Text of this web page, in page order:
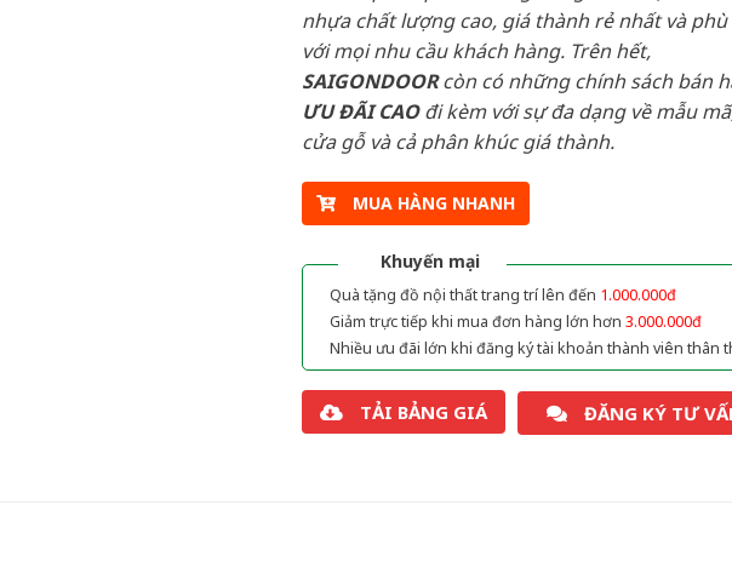
nhựa chất lượng cao, giá thành rẻ nhất và
với mọi nhu cầu khách hàng. Trên hết,
SAIGONDOORcòn có những chính sách bán
ƯU ĐÃI CAOđi kèm với sự đa dạng về mẫu
cửa gỗ và cả phân khúc giá thành.
MUA HÀNG NHANH
Khuyến mại
Quà tặng đồ nội thất trang trí lên đến 1.000.000đ
Giảm trực tiếp khi mua đơn hàng lớn hơn 3.000.000đ
Nhiều ưu đãi lớn khi đăng ký tài khoản thành viên thân
TẢI BẢNG GIÁ ĐĂNG KÝ TƯ